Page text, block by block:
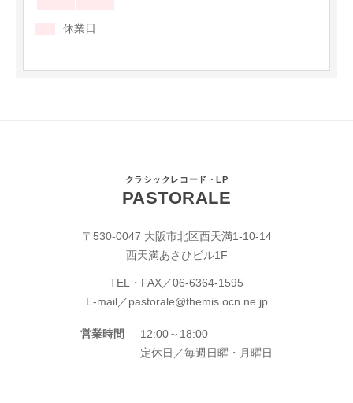
休業日
クラシックレコード・LP
PASTORALE
〒530-0047 大阪市北区西天満1-10-14
西天満あさひビル1F
TEL・FAX／06-6364-1595
E-mail／ pastorale@themis.ocn.ne.jp
営業時間
12:00～18:00
定休日／毎週日曜・月曜日